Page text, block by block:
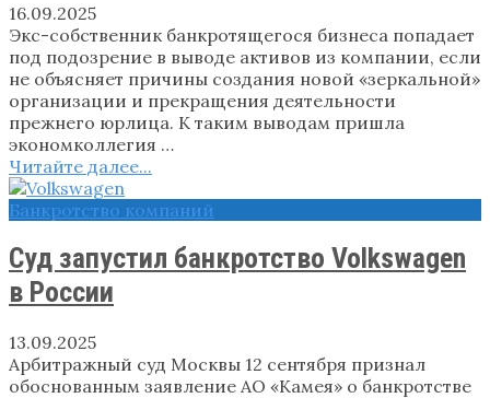
16.09.2025
Экс-собственник банкротящегося бизнеса попадает
под подозрение в выводе активов из компании, если
не объясняет причины создания новой «зеркальной»
организации и прекращения деятельности
прежнего юрлица. К таким выводам пришла
экономколлегия …
Читайте далее...
Банкротство компаний
Суд запустил банкротство Volkswagen
в России
13.09.2025
Арбитражный суд Москвы 12 сентября признал
обоснованным заявление АО «Камея» о банкротстве